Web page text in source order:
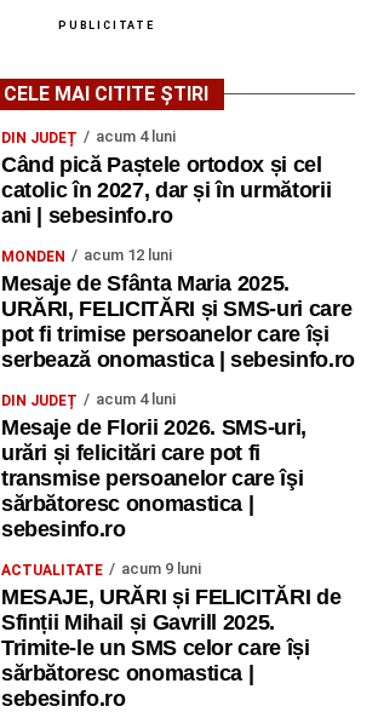
PUBLICITATE
CELE MAI CITITE ȘTIRI
DIN JUDEȚ acum 4 luni
Când pică Paștele ortodox și cel
catolic în 2027, dar și în următorii
ani | sebesinfo.ro
MONDEN acum 12 luni
Mesaje de Sfânta Maria 2025.
URĂRI, FELICITĂRI și SMS-uri care
pot fi trimise persoanelor care își
serbează onomastica | sebesinfo.ro
DIN JUDEȚ acum 4 luni
Mesaje de Florii 2026. SMS-uri,
urări și felicitări care pot fi
transmise persoanelor care îşi
sărbătoresc onomastica |
sebesinfo.ro
ACTUALITATE acum 9 luni
MESAJE, URĂRI și FELICITĂRI de
Sfinții Mihail și Gavrill 2025.
Trimite-le un SMS celor care își
sărbătoresc onomastica |
sebesinfo.ro